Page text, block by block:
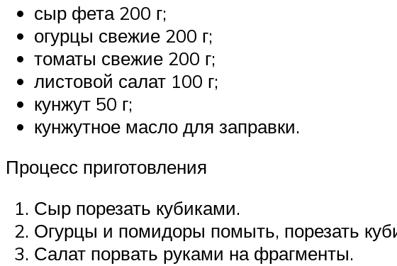
сыр фета 200 г;
огурцы свежие 200 г;
томаты свежие 200 г;
листовой салат 100 г;
кунжут 50 г;
кунжутное масло для заправки.
Процесс приготовления
Сыр порезать кубиками.
Огурцы и помидоры помыть, порезать
Салат порвать руками на фрагменты.